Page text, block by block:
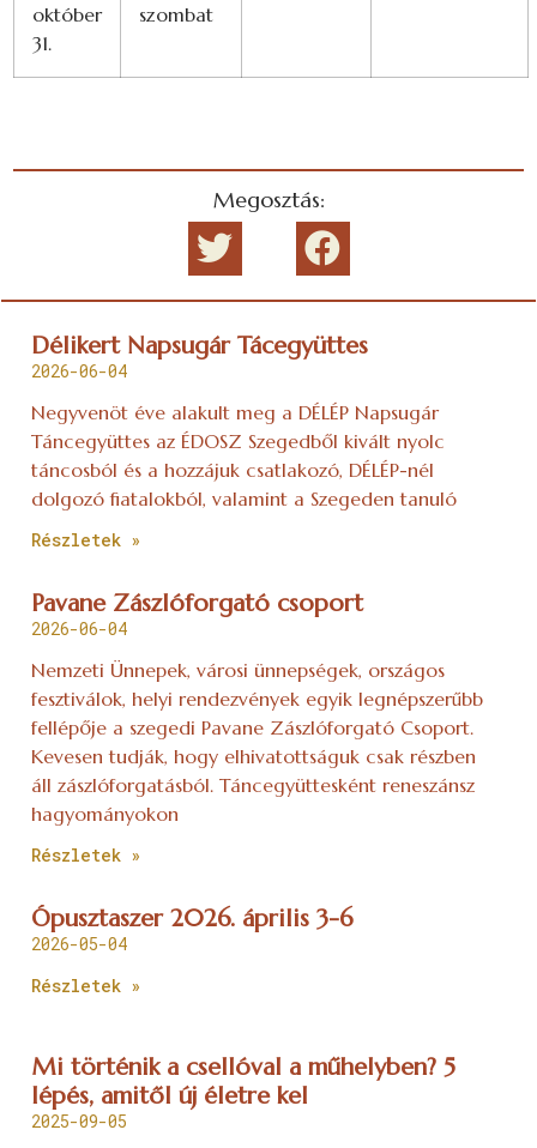
október
31.
szombat
Megosztás:
Délikert Napsugár Tácegyüttes
2026-06-04
Negyvenöt éve alakult meg a DÉLÉP Napsugár
Táncegyüttes az ÉDOSZ Szegedből kivált nyolc
táncosból és a hozzájuk csatlakozó, DÉLÉP-nél
dolgozó fiatalokból, valamint a Szegeden tanuló
Részletek »
Pavane Zászlóforgató csoport
2026-06-04
Nemzeti Ünnepek, városi ünnepségek, országos
fesztiválok, helyi rendezvények egyik legnépszerűbb
fellépője a szegedi Pavane Zászlóforgató Csoport.
Kevesen tudják, hogy elhivatottságuk csak részben
áll zászlóforgatásból. Táncegyüttesként reneszánsz
hagyományokon
Részletek »
Ópusztaszer 2026. április 3-6
2026-05-04
Részletek »
Mi történik a csellóval a műhelyben? 5
lépés, amitől új életre kel
2025-09-05